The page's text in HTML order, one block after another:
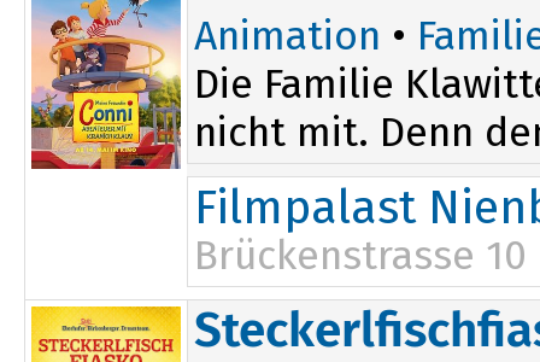
Animation •
Die Familie
nicht mit. Denn
Filmpalast
Brückenstrasse 10